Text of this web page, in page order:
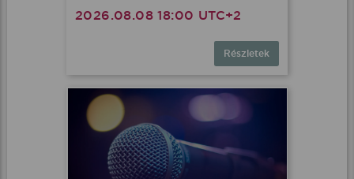
2026.08.08 18:00 UTC+2
Részletek